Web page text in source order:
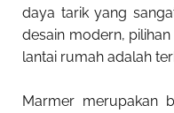
daya tarik yang
desain modern,
lantai rumah adalah
Marmer merupakan